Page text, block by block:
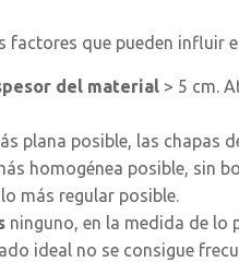
factores que pueden influir
del material > 5 cm.
plana posible, las chapas
homogénea posible, sin
lo más regular posible.
ninguno, en la medida de lo
ideal no se consigue